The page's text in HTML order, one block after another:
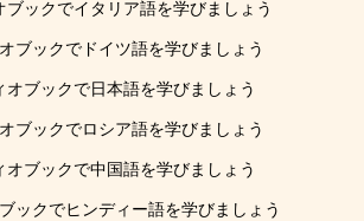
ブックでイタリア語を学びましょう
ブックでドイツ語を学びましょう
オブックで日本語を学びましょう
ブックでロシア語を学びましょう
オブックで中国語を学びましょう
ックでヒンディー語を学びましょう